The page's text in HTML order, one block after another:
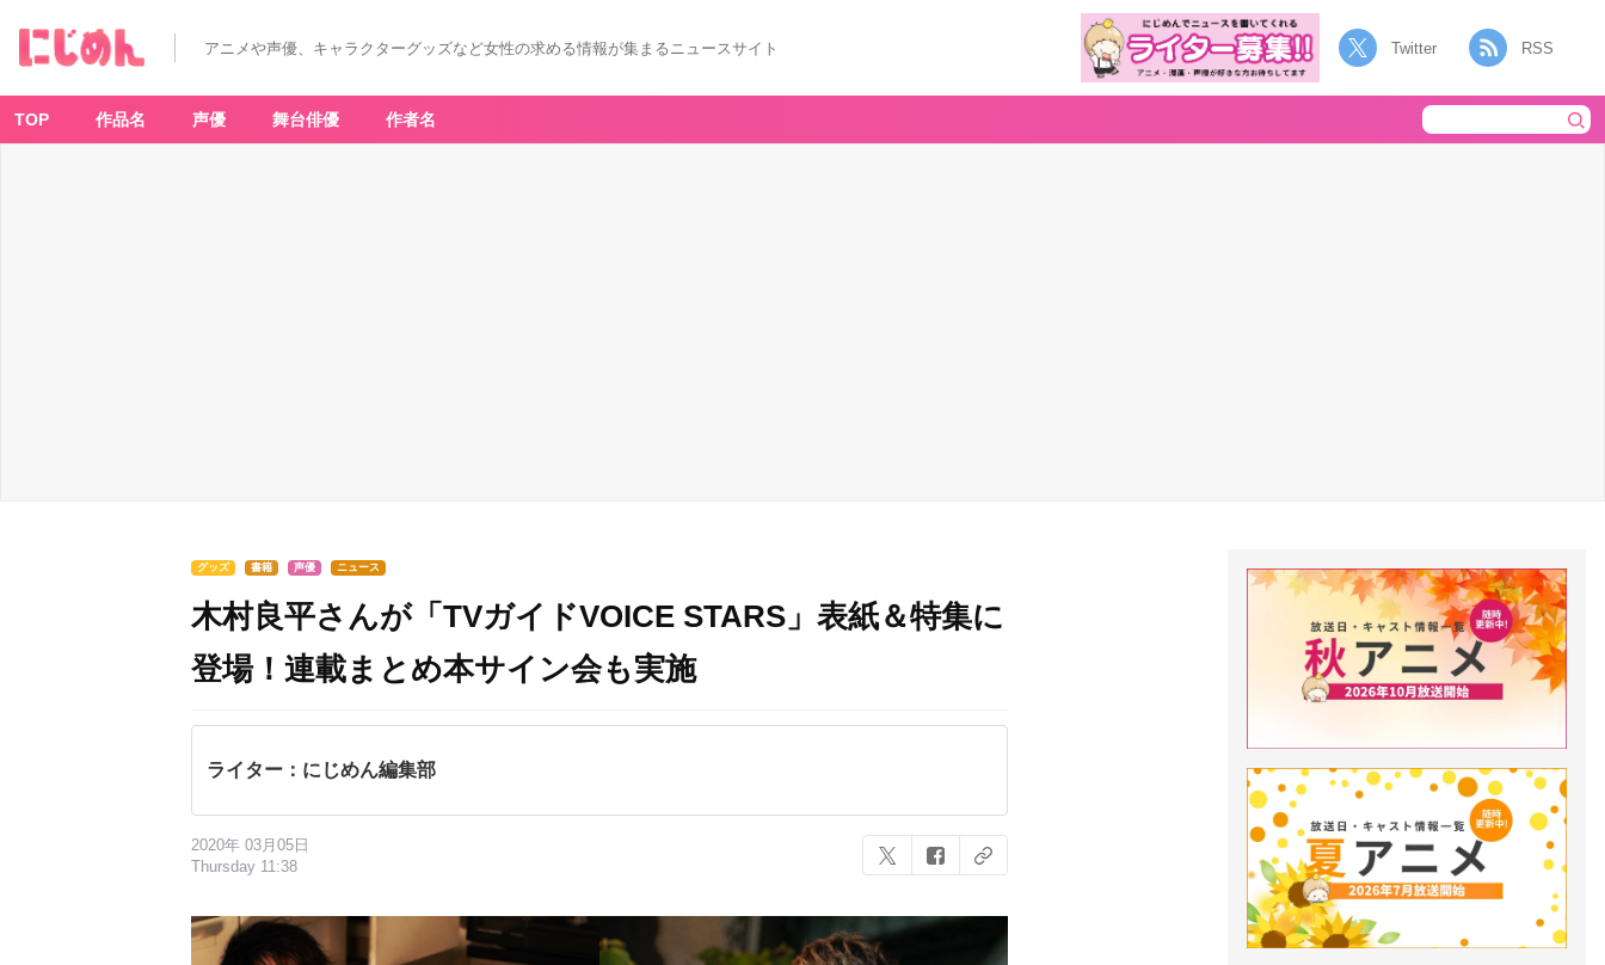
アニメや声優、キャラクターグッズなど女性の求める情報が集まるニュースサイト Twitter RSS
TOP 作品名 声優 舞台俳優 作者名
グッズ 書籍 声優 ニュース
木村良平さんが「TVガイドVOICE STARS」表紙＆特集に
登場！連載まとめ本サイン会も実施
ライター：にじめん編集部
2020年 03月05日
Thursday 11:38